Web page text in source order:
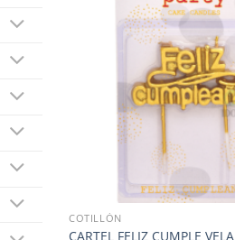
COTILLÓN
CARTEL FELIZ CUMPLE VELA